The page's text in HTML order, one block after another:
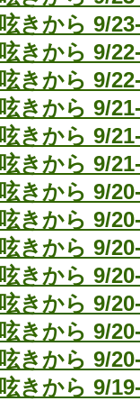
呟きから 9/
呟きから 9/
呟きから 9/
呟きから 9/
呟きから 9/
呟きから 9/
呟きから 9/
呟きから 9/
呟きから 9/
呟きから 9/
呟きから 9/
呟きから 9/
呟きから 9/
呟きから 9/